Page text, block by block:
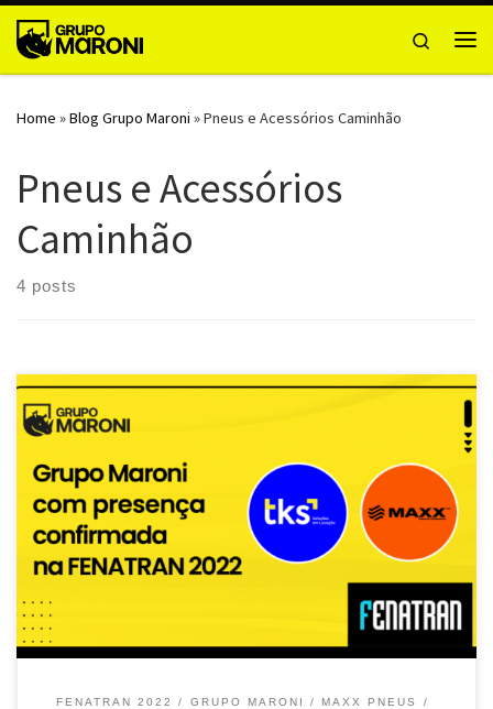
Skip to content
Search
Home »Blog Grupo Maroni »Pneus e Acessórios Caminhão
Pneus e Acessórios
Caminhão
4 posts
A TKS Soluções em Locação, empresa do Grupo Maroni
especializada em locação de caminhões, pneus e implementos
rodoviários, […]
FENATRAN 2022 GRUPO MARONI
MAXX PNEUS